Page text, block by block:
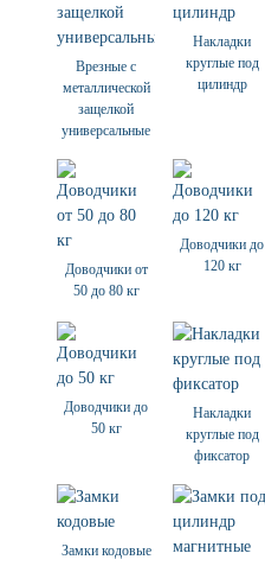
Врезные с
металлической
защелкой
универсальные
Накладки
круглые под
цилиндр
Доводчики от
50 до 80 кг
Доводчики до
120 кг
Доводчики до
50 кг
Накладки
круглые под
фиксатор
Замки кодовые